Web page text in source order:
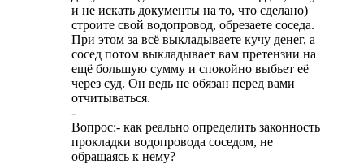
и не искать документы на то, что сделано)
строите свой водопровод, обрезаете соседа.
При этом за всё выкладываете кучу денег, а
сосед потом выкладывает вам претензии на
ещё большую сумму и спокойно выбьет её
через суд. Он ведь не обязан перед вами
отчитываться.
-
Вопрос:- как реально определить законность
прокладки водопровода соседом, не
обращаясь к нему?